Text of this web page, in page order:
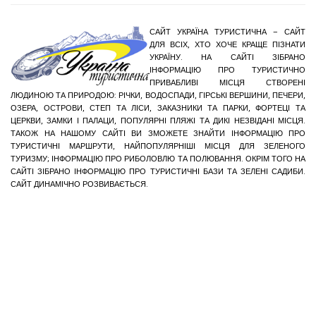
САЙТ УКРАЇНА ТУРИСТИЧНА – САЙТ
ДЛЯ ВСІХ, ХТО ХОЧЕ КРАЩЕ ПІЗНАТИ
УКРАЇНУ. НА САЙТІ ЗІБРАНО
ІНФОРМАЦІЮ ПРО ТУРИСТИЧНО
ПРИВАБЛИВІ МІСЦЯ СТВОРЕНІ
ЛЮДИНОЮ ТА ПРИРОДОЮ: РІЧКИ, ВОДОСПАДИ, ГІРСЬКІ ВЕРШИНИ, ПЕЧЕРИ,
ОЗЕРА, ОСТРОВИ, СТЕП ТА ЛІСИ, ЗАКАЗНИКИ ТА ПАРКИ, ФОРТЕЦІ ТА
ЦЕРКВИ, ЗАМКИ І ПАЛАЦИ, ПОПУЛЯРНІ ПЛЯЖІ ТА ДИКІ НЕЗВІДАНІ МІСЦЯ.
ТАКОЖ НА НАШОМУ САЙТІ ВИ ЗМОЖЕТЕ ЗНАЙТИ ІНФОРМАЦІЮ ПРО
ТУРИСТИЧНІ МАРШРУТИ, НАЙПОПУЛЯРНІШІ МІСЦЯ ДЛЯ ЗЕЛЕНОГО
ТУРИЗМУ; ІНФОРМАЦІЮ ПРО РИБОЛОВЛЮ ТА ПОЛЮВАННЯ. ОКРІМ ТОГО НА
САЙТІ ЗІБРАНО ІНФОРМАЦІЮ ПРО ТУРИСТИЧНІ БАЗИ ТА ЗЕЛЕНІ САДИБИ.
САЙТ ДИНАМІЧНО РОЗВИВАЄТЬСЯ.